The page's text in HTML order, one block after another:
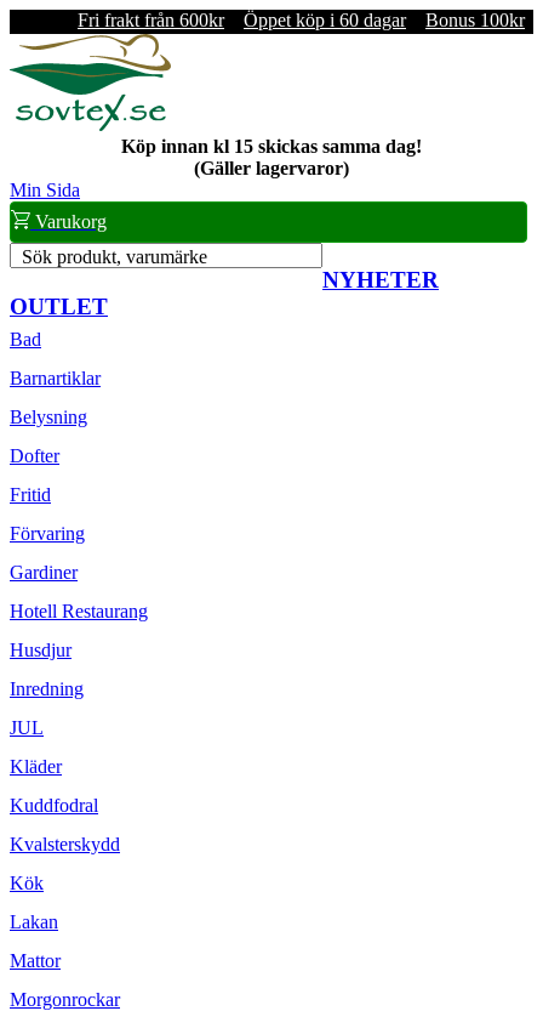
Fri frakt från 600kr Öppet köp i 60 dagar Bonus 100kr
Köp innan kl 15 skickas samma dag!
(Gäller lagervaror)
Min Sida
Varukorg
Sök produkt, varumärke
NYHETER
OUTLET
Bad
Barnartiklar
Belysning
Dofter
Fritid
Förvaring
Gardiner
Hotell Restaurang
Husdjur
Inredning
JUL
Kläder
Kuddfodral
Kvalsterskydd
Kök
Lakan
Mattor
Morgonrockar